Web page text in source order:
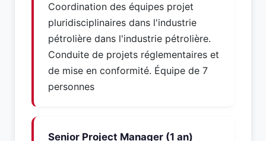
Coordination des équipes projet
pluridisciplinaires dans l'industrie
pétrolière dans l'industrie pétrolière.
Conduite de projets réglementaires et
de mise en conformité. Équipe de 7
personnes
Senior Project Manager (1 an)